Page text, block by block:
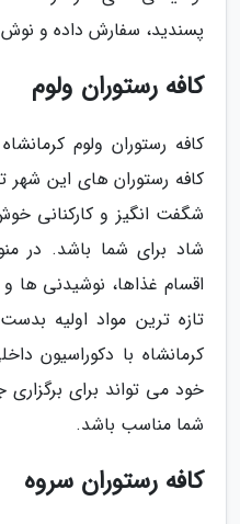
پسندید، سفارش داده و نوش
کافه رستوران ولوم
کافه رستوران ولوم
کافه رستوران های این شهر
شگفت انگیز و کارکنانی
شاد برای شما باشد. در
اقسام غذاها، نوشیدنی
تازه ترین مواد اولیه
کرمانشاه با دکوراسیون
خود می تواند برای
شما مناسب باشد.
کافه رستوران سروه